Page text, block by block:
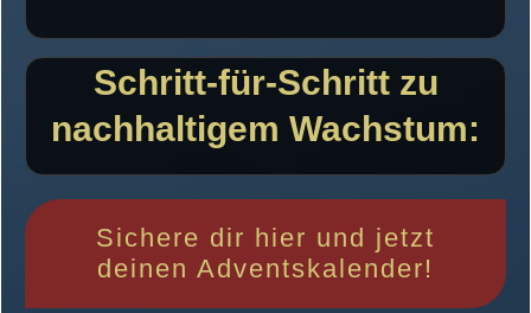
Schritt-für-Schritt zu
nachhaltigem Wachstum:
Sichere dir hier und jetzt
deinen Adventskalender!